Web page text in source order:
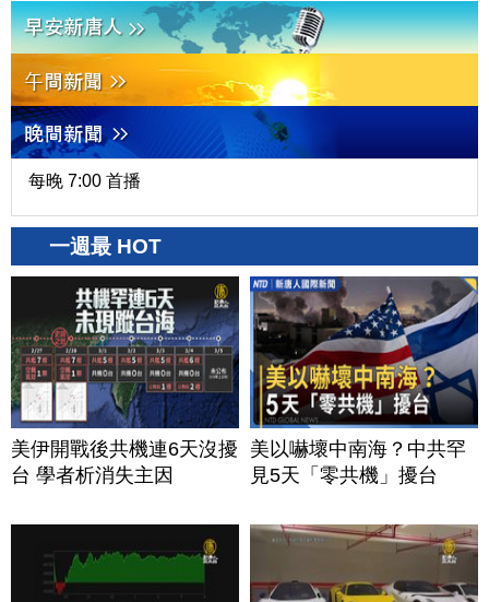
每晚 7:00 首播
一週最 HOT
美伊開戰後共機連6天沒擾
台 學者析消失主因
美以嚇壞中南海？中共罕
見5天「零共機」擾台